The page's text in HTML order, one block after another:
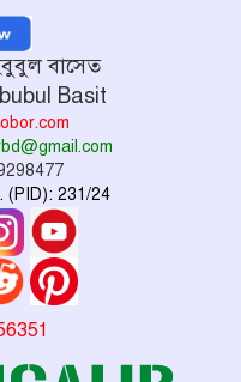
বাসেত
Basit
(PID): 231/24